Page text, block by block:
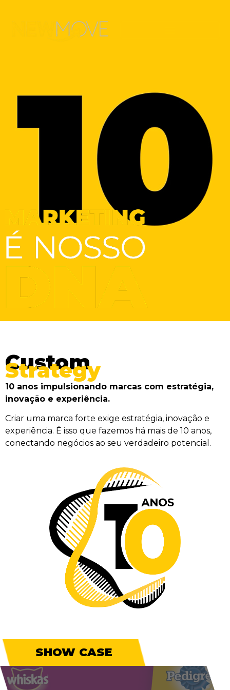
Custom
Strategy
10 anos impulsionando marcas com estratégia,
inovação e experiência.
Criar uma marca forte exige estratégia, inovação e
experiência. É isso que fazemos há mais de 10 anos,
conectando negócios ao seu verdadeiro potencial.
SHOW CASE